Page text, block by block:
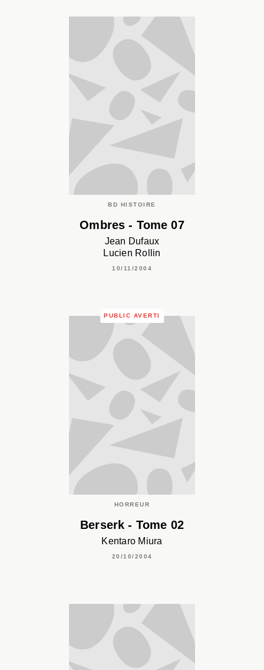
BD HISTOIRE
Ombres - Tome 07
Jean Dufaux
Lucien Rollin
10/11/2004
PUBLIC AVERTI
HORREUR
Berserk - Tome 02
Kentaro Miura
20/10/2004